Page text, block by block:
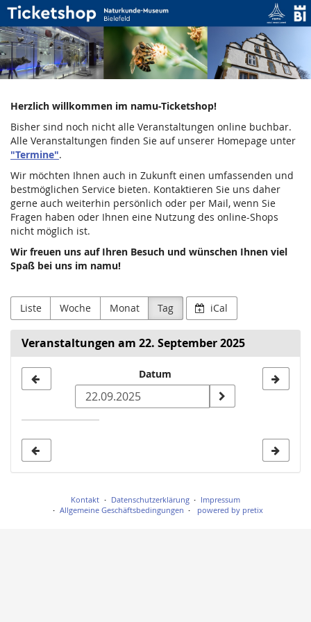
Zum
Haupt-
Inhalt
springen
Naturkunde-
Museum
Bielefeld
Herzlich willkommen im namu-Ticketshop!
Bisher sind noch nicht alle Veranstaltungen online buchbar.
Alle Veranstaltungen finden Sie auf unserer Homepage unter
"Termine".
Wir möchten Ihnen auch in Zukunft einen umfassenden und
bestmöglichen Service bieten. Kontaktieren Sie uns daher
gerne auch weiterhin persönlich oder per Mail, wenn Sie
Fragen haben oder Ihnen eine Nutzung des online-Shops
nicht möglich ist.
Wir freuen uns auf Ihren Besuch und wünschen Ihnen viel
Spaß bei uns im namu!
Liste Woche Monat Tag iCal
Veranstaltungen am 22. September 2025
zur
Anzeige
Datum
Kontakt Datenschutzerklärung
Impressum
Allgemeine Geschäftsbedingungen
powered by pretix